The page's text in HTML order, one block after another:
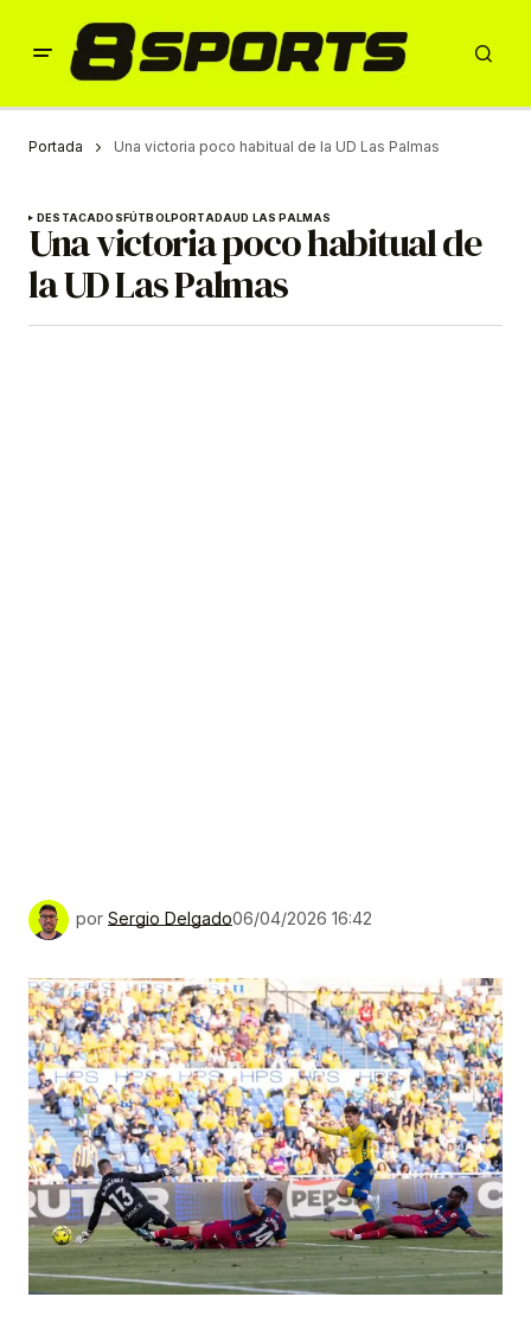
Portada Una victoria poco habitual de la UD Las Palmas
DESTACADOSFÚTBOLPORTADAUD LAS PALMAS
Una victoria poco habitual de
la UD Las Palmas
por Sergio Delgado06/04/2026 16:42